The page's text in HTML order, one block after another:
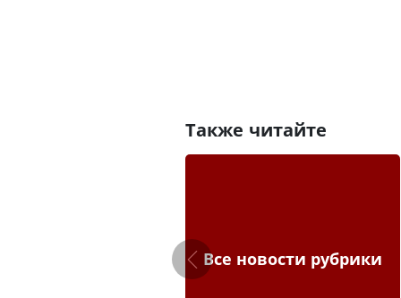
Также читайте
Все новости рубрики